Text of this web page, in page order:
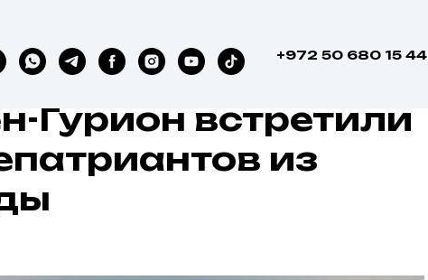
+972 50 680 15 44
Гурион встретили
из